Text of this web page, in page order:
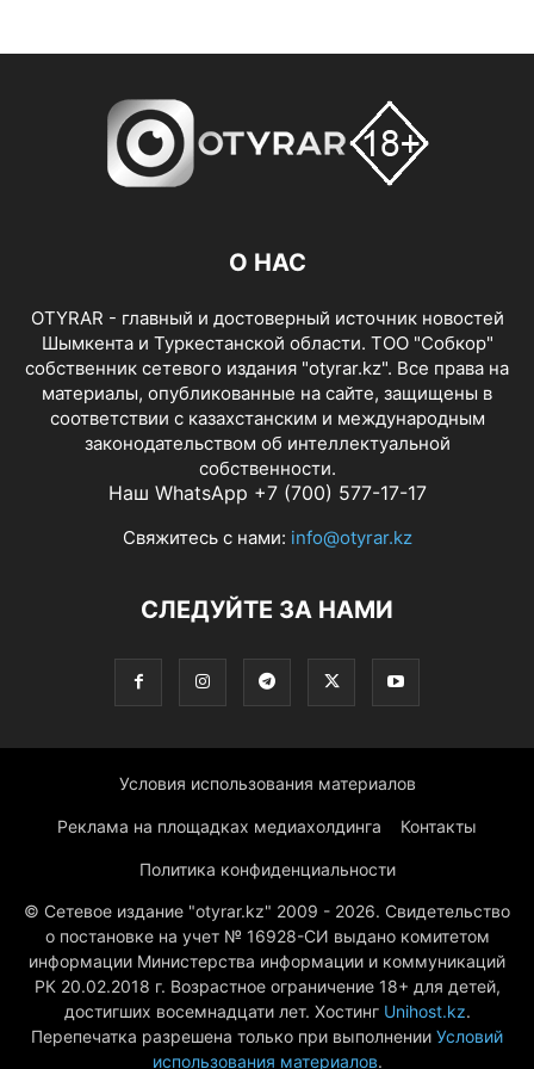
О НАС
OTYRAR - главный и достоверный источник новостей
Шымкента и Туркестанской области. ТОО "Собкор"
собственник сетевого издания "otyrar.kz". Все права на
материалы, опубликованные на сайте, защищены в
соответствии с казахстанским и международным
законодательством об интеллектуальной
собственности.
Наш WhatsApp +7 (700) 577-17-17
Свяжитесь с нами: info@otyrar.kz
СЛЕДУЙТЕ ЗА НАМИ
Условия использования материалов
Реклама на площадках медиахолдинга Контакты
Политика конфиденциальности
© Сетевое издание "otyrar.kz" 2009 - 2026. Свидетельство
о постановке на учет № 16928-СИ выдано комитетом
информации Министерства информации и коммуникаций
РК 20.02.2018 г. Возрастное ограничение 18+ для детей,
достигших восемнадцати лет. Хостинг Unihost.kz.
Перепечатка разрешена только при выполнении Условий
использования материалов.